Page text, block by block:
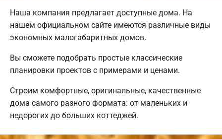
Наша компания предлагает доступные дома. На
нашем официальном сайте имеются различные виды
экономных малогабаритных домов.
Вы сможете подобрать простые классические
планировки проектов с примерами и ценами.
Строим комфортные, оригинальные, качественные
дома самого разного формата: от маленьких и
недорогих до больших коттеджей.